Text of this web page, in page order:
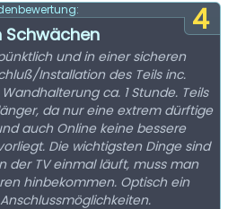
4
Schwächen
und in einer sicheren
Installation des Teils inc.
ca. 1 Stunde. Teils
da nur eine extrem dürftige
auch Online keine bessere
Die wichtigsten Dinge sind
der TV einmal läuft, muss man
hinbekommen. Optisch ein